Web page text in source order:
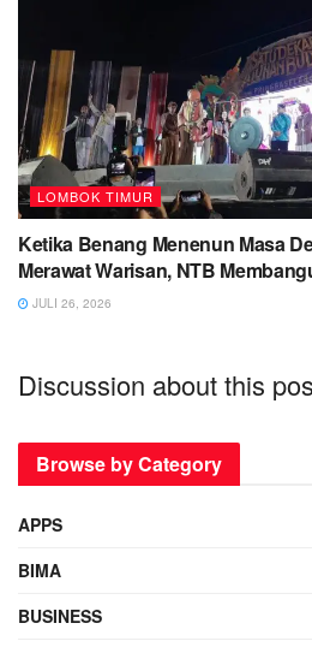
LOMBOK TIMUR
Ketika Benang Menenun Masa
Merawat Warisan, NTB
JULI 26, 2026
Discussion about this
Browse by Category
APPS
BIMA
BUSINESS